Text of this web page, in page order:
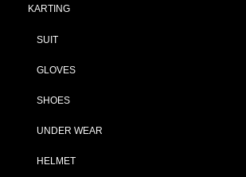
KARTING
SUIT
GLOVES
SHOES
UNDER WEAR
HELMET